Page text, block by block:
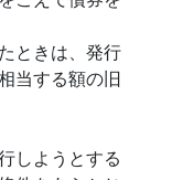
ときは、発行
当する額の旧
しようとする